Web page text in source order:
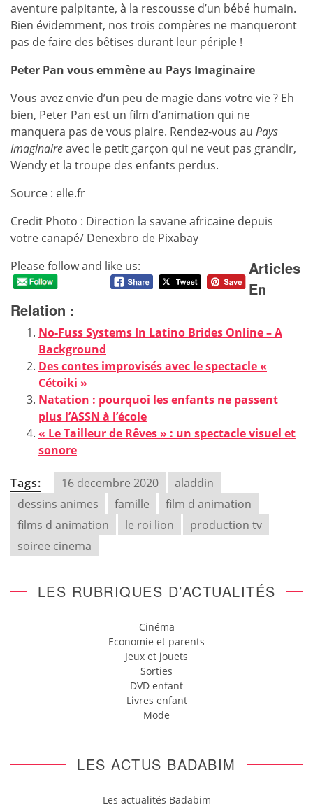
aventure palpitante, à la rescousse d’un bébé humain.
Bien évidemment, nos trois compères ne manqueront
pas de faire des bêtises durant leur périple !
Peter Pan vous emmène au Pays Imaginaire
Vous avez envie d’un peu de magie dans votre vie ? Eh
bien, Peter Pan est un film d’animation qui ne
manquera pas de vous plaire. Rendez-vous au Pays
Imaginaireavec le petit garçon qui ne veut pas grandir,
Wendy et la troupe des enfants perdus.
Source : elle.fr
Credit Photo : Direction la savane africaine depuis
votre canapé/ Denexbro de Pixabay
Please follow and like us:
Articles
En
Relation :
No-Fuss Systems In Latino Brides Online – A
Background
Des contes improvisés avec le spectacle «
Cétoiki »
Natation : pourquoi les enfants ne passent
plus l’ASSN à l’école
« Le Tailleur de Rêves » : un spectacle visuel et
sonore
Tags: 16 decembre 2020
aladdin
dessins animes
famille
film d animation
films d animation
le roi lion
production tv
soiree cinema
LES RUBRIQUES D’ACTUALITÉS
Cinéma
Economie et parents
Jeux et jouets
Sorties
DVD enfant
Livres enfant
Mode
LES ACTUS BADABIM
Les actualités Badabim